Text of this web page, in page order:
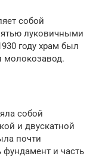
собой
луковичными
году храм был
молокозавод.
собой
и двускатной
почти
и часть